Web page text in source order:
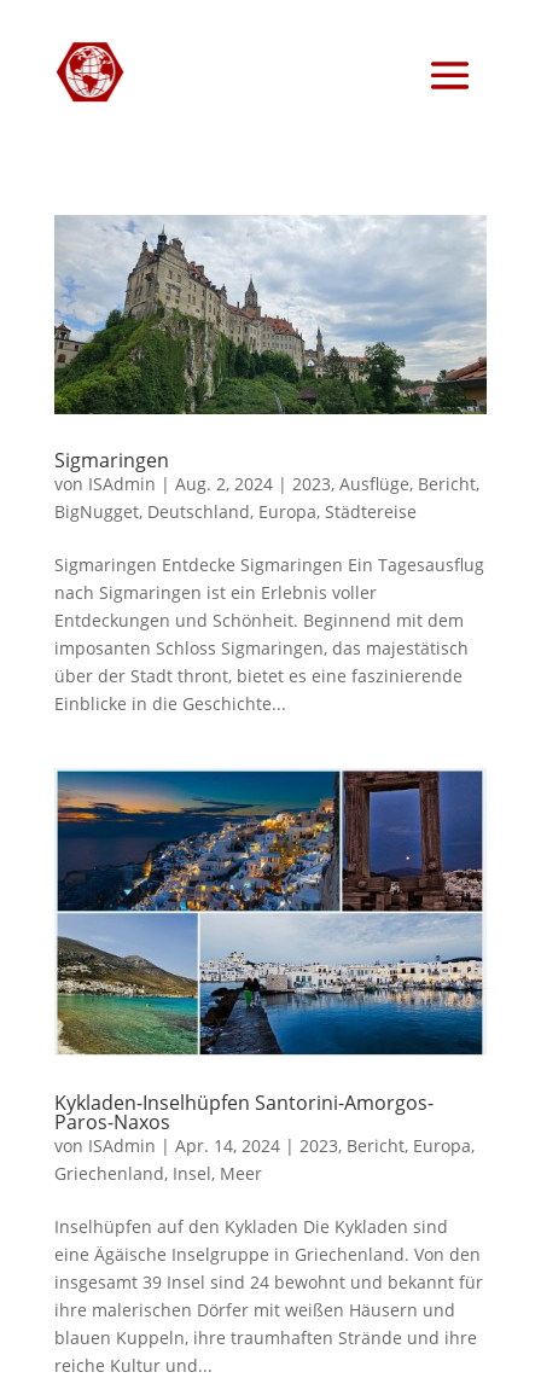
Sigmaringen
von ISAdmin | Aug. 2, 2024| 2023, Ausflüge, Bericht,
BigNugget, Deutschland, Europa, Städtereise
Sigmaringen Entdecke Sigmaringen Ein Tagesausflug
nach Sigmaringen ist ein Erlebnis voller
Entdeckungen und Schönheit. Beginnend mit dem
imposanten Schloss Sigmaringen, das majestätisch
über der Stadt thront, bietet es eine faszinierende
Einblicke in die Geschichte...
Kykladen-Inselhüpfen Santorini-Amorgos-
Paros-Naxos
von ISAdmin | Apr. 14, 2024| 2023, Bericht, Europa,
Griechenland, Insel, Meer
Inselhüpfen auf den Kykladen Die Kykladen sind
eine Ägäische Inselgruppe in Griechenland. Von den
insgesamt 39 Insel sind 24 bewohnt und bekannt für
ihre malerischen Dörfer mit weißen Häusern und
blauen Kuppeln, ihre traumhaften Strände und ihre
reiche Kultur und...